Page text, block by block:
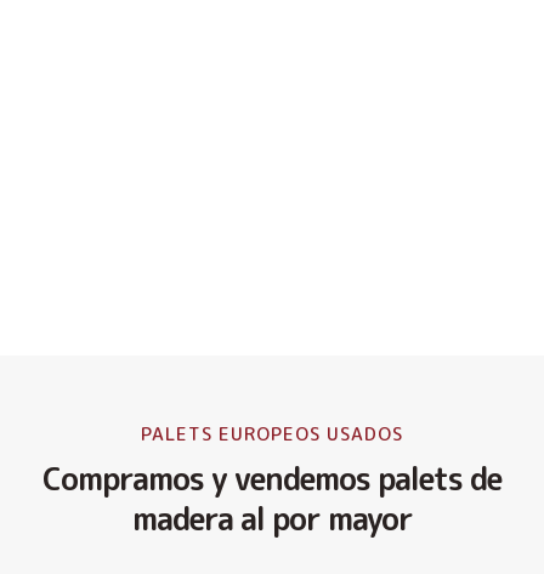
PALETS EUROPEOS USADOS
Compramos y vendemos palets de
madera al por mayor